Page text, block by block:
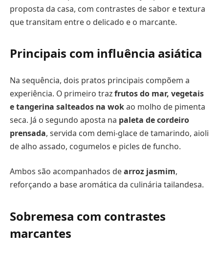
proposta da casa, com contrastes de sabor e textura
que transitam entre o delicado e o marcante.
Principais com influência asiática
Na sequência, dois pratos principais compõem a
experiência. O primeiro trazfrutos do mar, vegetais
e tangerina salteados na wokao molho de pimenta
seca. Já o segundo aposta na paleta de cordeiro
prensada, servida com demi-glace de tamarindo, aioli
de alho assado, cogumelos e picles de funcho.
Ambos são acompanhados dearroz jasmim,
reforçando a base aromática da culinária tailandesa.
Sobremesa com contrastes
marcantes